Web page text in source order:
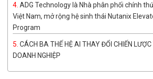
ADG Technology là Nhà phân phối chính
Việt Nam, mở rộng hệ sinh thái Nutanix
Program
CÁCH BA THẾ HỆ AI THAY ĐỔI CHIẾN LƯỢC
DOANH NGHIỆP